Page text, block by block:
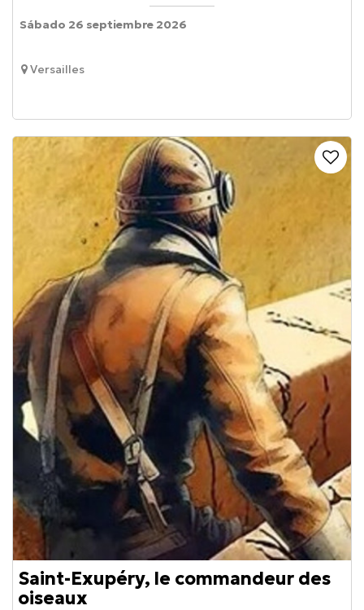
Versailles
Sábado 26 septiembre 2026
Saint-Exupéry, le commandeur des
oiseaux